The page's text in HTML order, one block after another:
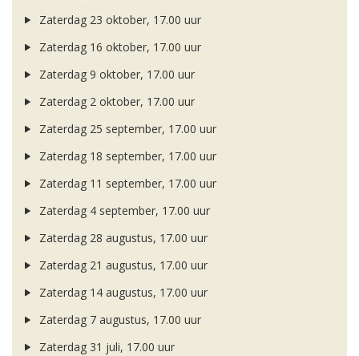
Zaterdag 23 oktober, 17.00 uur
Zaterdag 16 oktober, 17.00 uur
Zaterdag 9 oktober, 17.00 uur
Zaterdag 2 oktober, 17.00 uur
Zaterdag 25 september, 17.00 uur
Zaterdag 18 september, 17.00 uur
Zaterdag 11 september, 17.00 uur
Zaterdag 4 september, 17.00 uur
Zaterdag 28 augustus, 17.00 uur
Zaterdag 21 augustus, 17.00 uur
Zaterdag 14 augustus, 17.00 uur
Zaterdag 7 augustus, 17.00 uur
Zaterdag 31 juli, 17.00 uur